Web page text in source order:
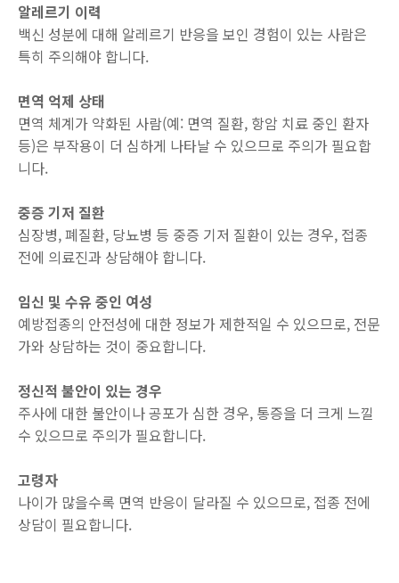
알레르기 이력
백신 성분에 대해 알레르기 반응을 보인 경험이 있는 사람은
특히 주의해야 합니다.
면역 억제 상태
면역 체계가 약화된 사람(예: 면역 질환, 항암 치료 중인 환자
등)은 부작용이 더 심하게 나타날 수 있으므로 주의가 필요합
니다.
중증 기저 질환
심장병, 폐질환, 당뇨병 등 중증 기저 질환이 있는 경우, 접종
전에 의료진과 상담해야 합니다.
임신 및 수유 중인 여성
예방접종의 안전성에 대한 정보가 제한적일 수 있으므로, 전문
가와 상담하는 것이 중요합니다.
정신적 불안이 있는 경우
주사에 대한 불안이나 공포가 심한 경우, 통증을 더 크게 느낄
수 있으므로 주의가 필요합니다.
고령자
나이가 많을수록 면역 반응이 달라질 수 있으므로, 접종 전에
상담이 필요합니다.